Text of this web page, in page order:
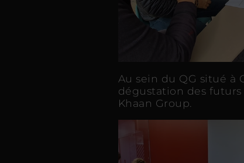
Au sein du QG situé à
dégustation des
Khaan Group.